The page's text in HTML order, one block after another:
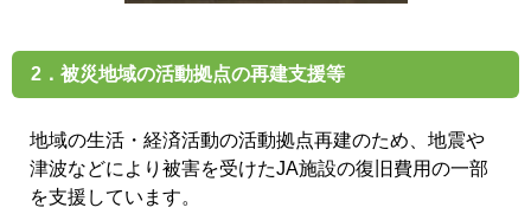
2．被災地域の活動拠点の再建支援等
地域の生活・経済活動の活動拠点再建のため、地震や
津波などにより被害を受けたJA施設の復旧費用の一部
を支援しています。